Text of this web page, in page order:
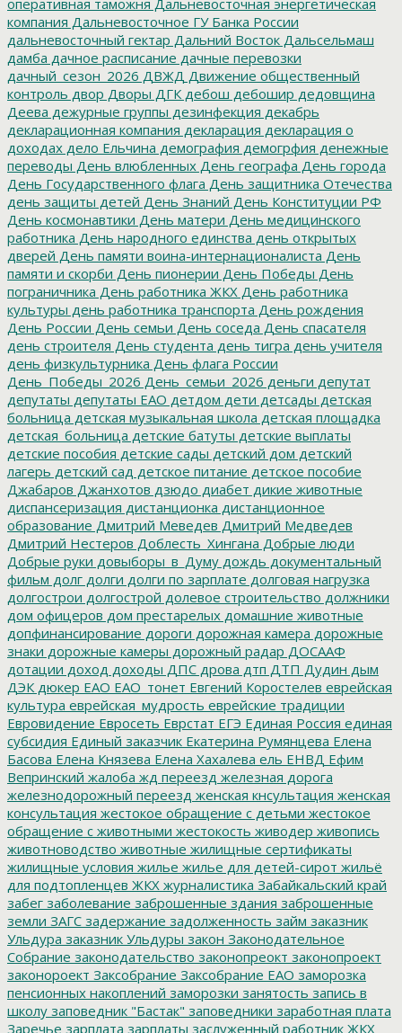
компания Дальневосточное ГУ Банка России
дальневосточный гектар Дальний Восток Дальсельмаш
дамба дачное расписание дачные перевозки
дачный_сезон_2026 ДВЖД Движение общественный
контроль двор Дворы ДГК дебош дебошир дедовщина
Деева дежурные группы дезинфекция декабрь
декларационная компания декларация декларация о
доходах дело Ельчина демография демогрфия денежные
переводы День влюбленных День географа День города
День Государственного флага День защитника Отечества
день защиты детей День Знаний День Конституции РФ
День космонавтики День матери День медицинского
работника День народного единства день открытых
дверей День памяти воина-интернационалиста День
памяти и скорби День пионерии День Победы День
пограничника День работника ЖКХ День работника
культуры день работника транспорта День рождения
День России День семьи День соседа День спасателя
день строителя День студента день тигра день учителя
день физкультурника День флага России
День_Победы_2026 День_семьи_2026 деньги депутат
депутаты депутаты ЕАО детдом дети детсады детская
больница детская музыкальная школа детская площадка
детская_больница детские батуты детские выплаты
детские пособия детские сады детский дом детский
лагерь детский сад детское питание детское пособие
Джабаров Джанхотов дзюдо диабет дикие животные
диспансеризация дистанционка дистанционное
образование Дмитрий Меведев Дмитрий Медведев
Дмитрий Нестеров Доблесть_Хингана Добрые люди
Добрые руки довыборы_в_Думу дождь документальный
фильм долг долги долги по зарплате долговая нагрузка
долгострои долгострой долевое строительство должники
дом офицеров дом престарелых домашние животные
допфинансирование дороги дорожная камера дорожные
знаки дорожные камеры дорожный радар ДОСААФ
дотации доход доходы ДПС дрова дтп ДТП Дудин дым
ДЭК дюкер ЕАО ЕАО_тонет Евгений Коростелев еврейская
культура еврейская_мудрость еврейские традиции
Евровидение Евросеть Еврстат ЕГЭ Единая Россия единая
субсидия Единый заказчик Екатерина Румянцева Елена
Басова Елена Князева Елена Хахалева ель ЕНВД Ефим
Вепринский жалоба жд переезд железная дорога
железнодорожный переезд женская кнсультация женская
консультация жестокое обращение с детьми жестокое
обращение с животными жестокость живодер живопись
животноводство животные жилищные сертификаты
жилищные условия жилье жилье для детей-сирот жильё
для подтопленцев ЖКХ журналистика Забайкальский край
забег заболевание заброшенные здания заброшенные
земли ЗАГС задержание задолженность займ заказник
Ульдура заказник Ульдуры закон Законодательное
Собрание законодательство законопреокт законопроект
законороект Заксобрание Заксобрание ЕАО заморозка
пенсионных накоплений заморозки занятость запись в
школу заповедник "Бастак" заповедники заработная плата
Заречье зарплата зарплаты заслуженный работник ЖКХ